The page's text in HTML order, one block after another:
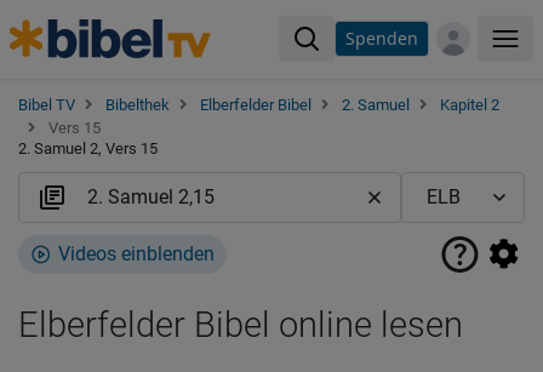
Spenden
Bibel TV Bibelthek Elberfelder Bibel 2. Samuel
Kapitel 2
Vers 15
2. Samuel 2, Vers 15
Videos einblenden
Elberfelder Bibel online lesen